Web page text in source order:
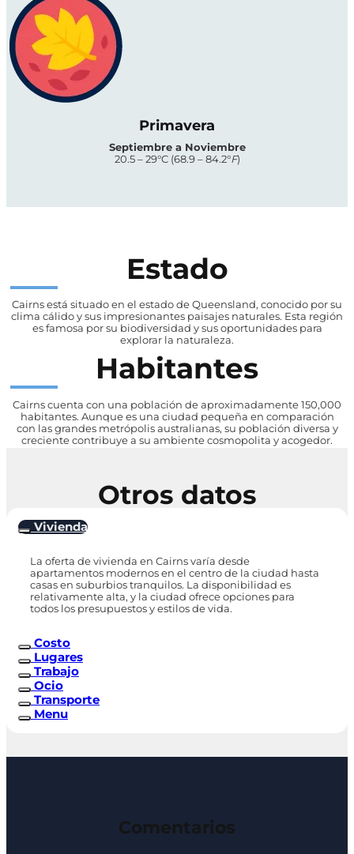
Primavera
Septiembre a Noviembre
20.5 – 29°C (68.9 – 84.2°F)
Estado
Cairns está situado en el estado de Queensland, conocido por su
clima cálido y sus impresionantes paisajes naturales. Esta región
es famosa por su biodiversidad y sus oportunidades para
explorar la naturaleza.
Habitantes
Cairns cuenta con una población de aproximadamente 150,000
habitantes. Aunque es una ciudad pequeña en comparación
con las grandes metrópolis australianas, su población diversa y
creciente contribuye a su ambiente cosmopolita y acogedor.
Otros datos
Vivienda
La oferta de vivienda en Cairns varía desde
apartamentos modernos en el centro de la ciudad hasta
casas en suburbios tranquilos. La disponibilidad es
relativamente alta, y la ciudad ofrece opciones para
todos los presupuestos y estilos de vida.
Costo
Lugares
Trabajo
Ocio
Transporte
Menu
Comentarios